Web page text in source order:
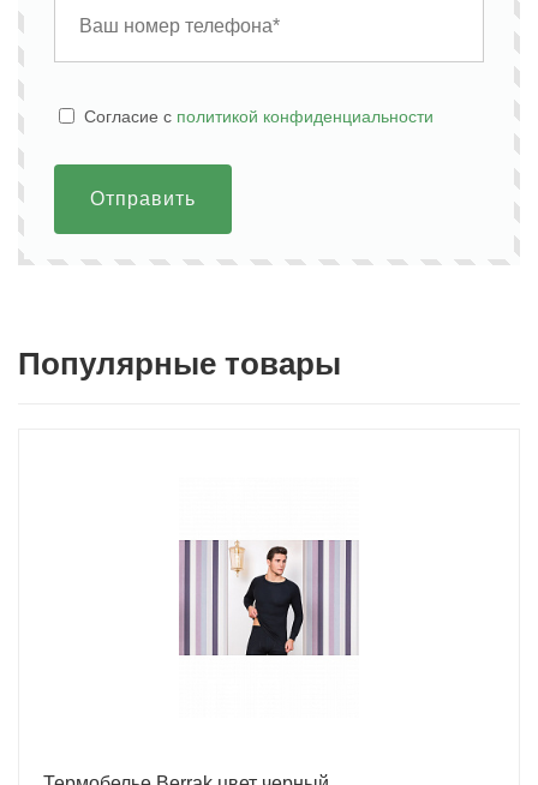
Cогласие с политикой конфиденциальности
Отправить
Популярные товары